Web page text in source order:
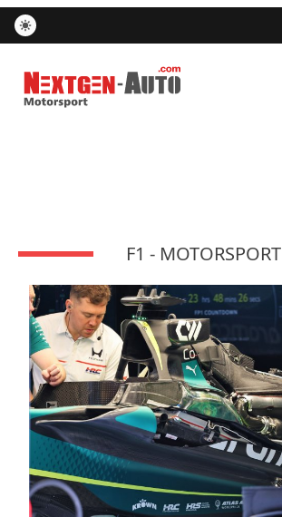
Nextgen-Auto.com
F1 - MOTORSPORT